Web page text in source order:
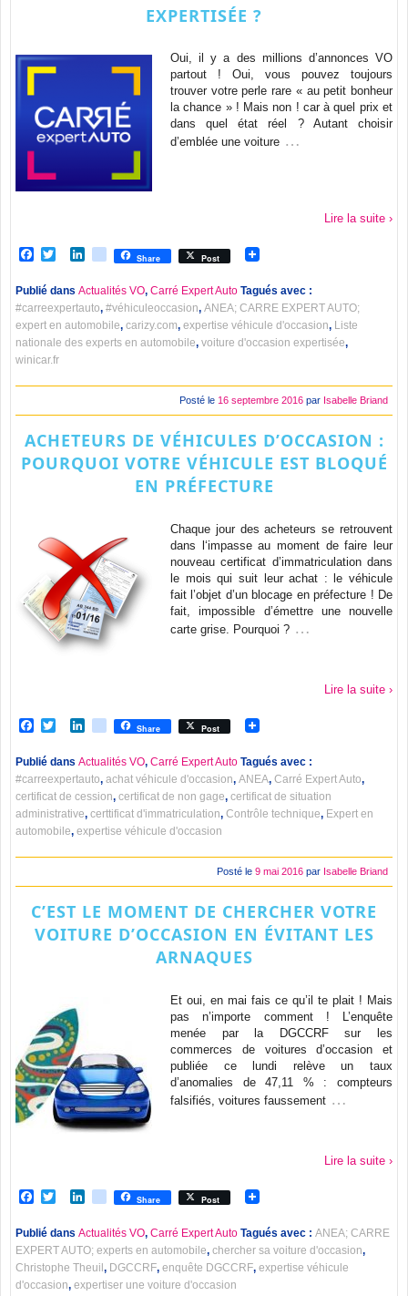
EXPERTISÉE ?
Oui, il y a des millions d’annonces VO
partout ! Oui, vous pouvez toujours
trouver votre perle rare « au petit bonheur
la chance » ! Mais non ! car à quel prix et
dans quel état réel ? Autant choisir
d’emblée une voiture …
Lire la suite ›
Facebook
TwitterLinkedIn
viadeoShare Post
Publié dans Actualités VO, Carré Expert Auto Tagués avec :
#carreexpertauto, #véhiculeoccasion, ANEA; CARRE EXPERT AUTO;
expert en automobile, carizy.com, expertise véhicule d'occasion, Liste
nationale des experts en automobile, voiture d'occasion expertisée,
winicar.fr
Posté le 16 septembre 2016 par Isabelle Briand
ACHETEURS DE VÉHICULES D’OCCASION :
POURQUOI VOTRE VÉHICULE EST BLOQUÉ
EN PRÉFECTURE
Chaque jour des acheteurs se retrouvent
dans l‘impasse au moment de faire leur
nouveau certificat d’immatriculation dans
le mois qui suit leur achat : le véhicule
fait l’objet d’un blocage en préfecture ! De
fait, impossible d’émettre une nouvelle
carte grise. Pourquoi ? …
Lire la suite ›
Facebook
TwitterLinkedIn
viadeoShare Post
Publié dans Actualités VO, Carré Expert Auto Tagués avec :
#carreexpertauto, achat véhicule d'occasion, ANEA, Carré Expert Auto,
certificat de cession, certificat de non gage, certificat de situation
administrative, certtificat d'immatriculation, Contrôle technique, Expert en
automobile, expertise véhicule d'occasion
Posté le 9 mai 2016 par Isabelle Briand
C’EST LE MOMENT DE CHERCHER VOTRE
VOITURE D’OCCASION EN ÉVITANT LES
ARNAQUES
Et oui, en mai fais ce qu’il te plait ! Mais
pas n’importe comment ! L’enquête
menée par la DGCCRF sur les
commerces de voitures d’occasion et
publiée ce lundi relève un taux
d’anomalies de 47,11 % : compteurs
falsifiés, voitures faussement …
Lire la suite ›
Facebook
TwitterLinkedIn
viadeoShare Post
Publié dans Actualités VO, Carré Expert Auto Tagués avec : ANEA; CARRE
EXPERT AUTO; experts en automobile, chercher sa voiture d'occasion,
Christophe Theuil, DGCCRF, enquête DGCCRF, expertise véhicule
d'occasion, expertiser une voiture d'occasion